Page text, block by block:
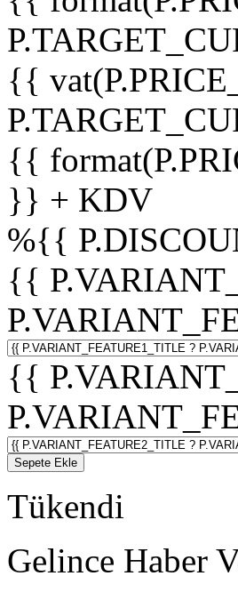
{{
{{
}} + KDV
%{{
{{
{{
Sepete Ekle
Tükendi
Gelince Haber